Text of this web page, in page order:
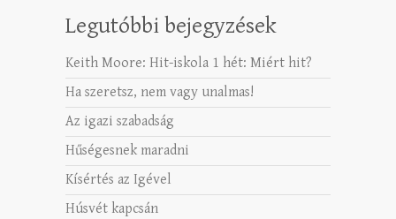
Legutóbbi bejegyzések
Keith Moore: Hit-iskola 1 hét: Miért hit?
Ha szeretsz, nem vagy unalmas!
Az igazi szabadság
Hűségesnek maradni
Kísértés az Igével
Húsvét kapcsán